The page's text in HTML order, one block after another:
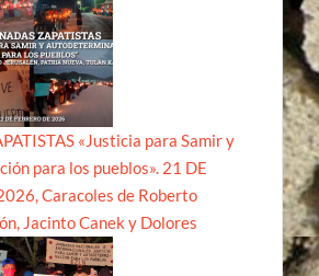
«Justicia para Samir y
para los pueblos». 21 DE
Caracoles de Roberto
Jacinto Canek y Dolores